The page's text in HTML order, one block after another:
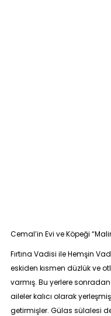
Cemal’in Evi ve Köpeği “
Fırtına Vadisi ile Hemşin
eskiden kısmen düzlük ve
varmış. Bu yerlere
aileler kalıcı olarak
getirmişler. Gülas sülalesi